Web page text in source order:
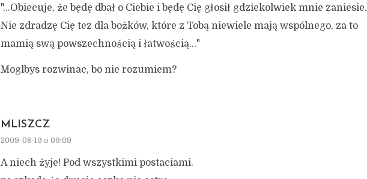
"…Obiecuje, że będę dbał o Ciebie i będę Cię głosił gdziekolwiek mnie zaniesie.
Nie zdradzę Cię tez dla bożków, które z Tobą niewiele mają wspólnego, za to
mamią swą powszechnością i łatwością…"
Moglbys rozwinac, bo nie rozumiem?
MLISZCZ
2009-08-19 o 09:09
A niech żyje! Pod wszystkimi postaciami.